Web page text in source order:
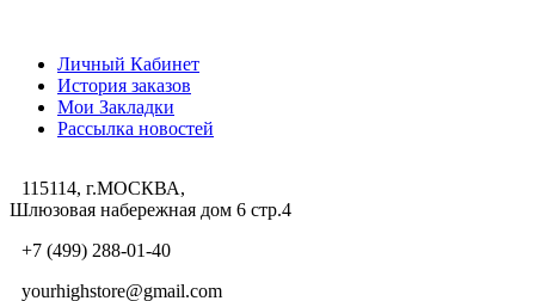
Личный Кабинет
История заказов
Мои Закладки
Рассылка новостей
115114, г.МОСКВА,
Шлюзовая набережная дом 6 стр.4
+7 (499) 288-01-40
yourhighstore@gmail.com